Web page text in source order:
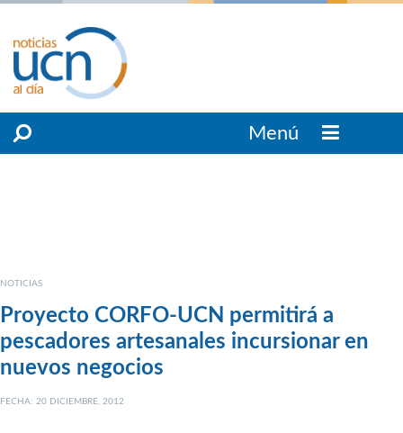
Menú
NOTICIAS
Proyecto CORFO-UCN permitirá a
pescadores artesanales incursionar en
nuevos negocios
FECHA: 20 DICIEMBRE, 2012